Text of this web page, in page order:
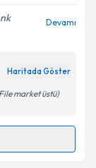
belirtilen
Devamı
Haritada Göster
market üstü)